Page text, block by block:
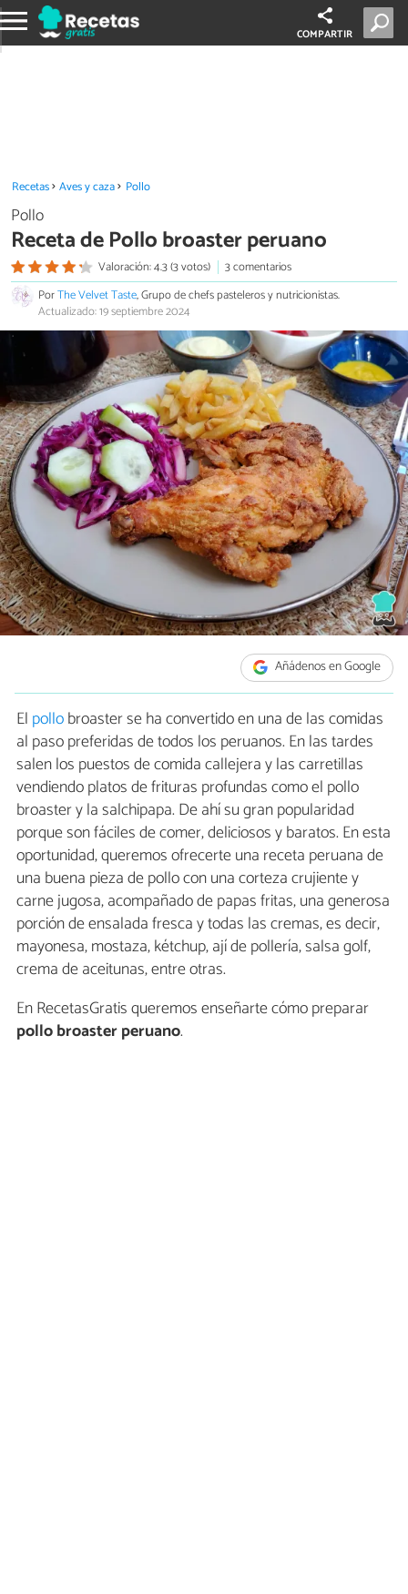
COMPARTIR
Recetas Aves y caza Pollo
Pollo
Receta de Pollo broaster peruano
Valoración: 4.3 (3 votos)
3 comentarios
PorThe Velvet Taste, Grupo de chefs pasteleros y nutricionistas.
Actualizado: 19 septiembre 2024
Añádenos en Google
El pollobroaster se ha convertido en una de las comidas
al paso preferidas de todos los peruanos. En las tardes
salen los puestos de comida callejera y las carretillas
vendiendo platos de frituras profundas como el pollo
broaster y la salchipapa. De ahí su gran popularidad
porque son fáciles de comer, deliciosos y baratos. En esta
oportunidad, queremos ofrecerte una receta peruana de
una buena pieza de pollo con una corteza crujiente y
carne jugosa, acompañado de papas fritas, una generosa
porción de ensalada fresca y todas las cremas, es decir,
mayonesa, mostaza, kétchup, ají de pollería, salsa golf,
crema de aceitunas, entre otras.
En RecetasGratis queremos enseñarte cómo preparar
pollo broaster peruano.